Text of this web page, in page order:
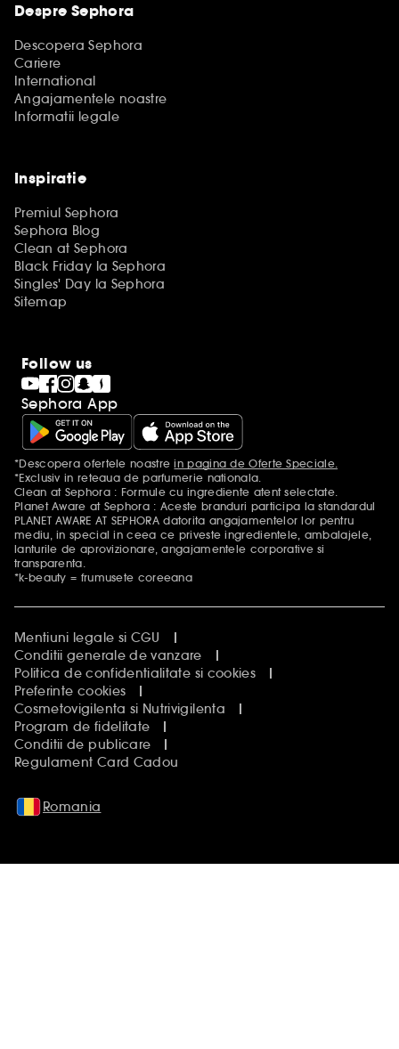
Despre Sephora
Descopera Sephora
Cariere
International
Angajamentele noastre
Informatii legale
Inspiratie
Premiul Sephora
Sephora Blog
Clean at Sephora
Black Friday la Sephora
Singles' Day la Sephora
Sitemap
Follow us
Sephora App
Mentiuni aditionale
*Descopera ofertele noastrein pagina de Oferte Speciale.
*Exclusiv in reteaua de parfumerie nationala.
Clean at Sephora : Formule cu ingrediente atent selectate.
Planet Aware at Sephora : Aceste branduri participa la standardul
PLANET AWARE AT SEPHORA datorita angajamentelor lor pentru
mediu, in special in ceea ce priveste ingredientele, ambalajele,
lanturile de aprovizionare, angajamentele corporative si
transparenta.
*k-beauty = frumusete coreeana
Mentiuni legale si CGU
Conditii generale de vanzare
Politica de confidentialitate si cookies
Preferinte cookies
Cosmetovigilenta si Nutrivigilenta
Program de fidelitate
Conditii de publicare
Regulament Card Cadou
Romania